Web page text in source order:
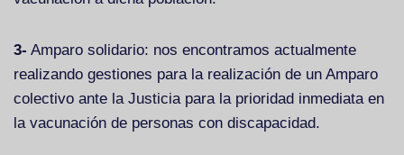
3- Amparo solidario: nos encontramos actualmente
realizando gestiones para la realización de un Amparo
colectivo ante la Justicia para la prioridad inmediata en
la vacunación de personas con discapacidad.